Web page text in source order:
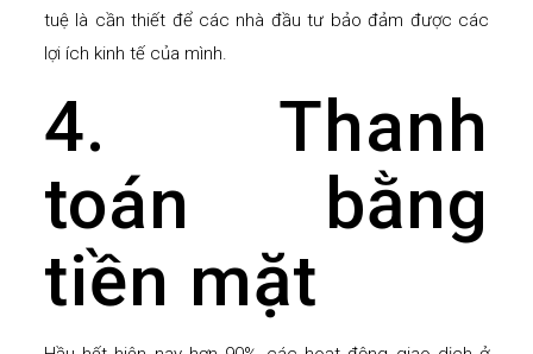
tuệ là cần thiết để các nhà đầu tư bảo đảm được các
lợi ích kinh tế của mình.
4. Thanh
toán bằng
tiền mặt